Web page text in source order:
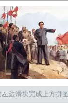
加载中
左边滑块完成上方拼图